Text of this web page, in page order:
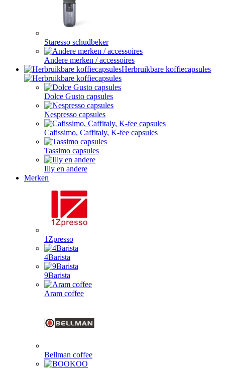
Staresso schudbeker
Andere merken / accessoires
Herbruikbare koffiecapsules
Dolce Gusto capsules
Nespresso capsules
Cafissimo, Caffitaly, K-fee capsules
Tassimo capsules
Illy en andere
Merken
1Zpresso
4Barista
9Barista
Aram coffee
Bellman coffee